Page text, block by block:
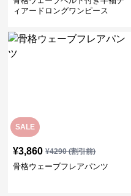
ィアードロングワンピース
SALE
¥3,860 ¥4290(割引前)
骨格ウェーブフレアパンツ